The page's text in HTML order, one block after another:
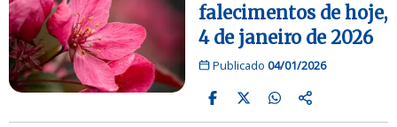
falecimentos de hoje,
4 de janeiro de 2026
Publicado 04/01/2026